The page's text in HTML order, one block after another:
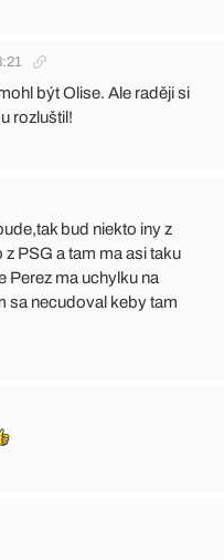
být Olise. Ale raději si
rozluštil!
bud niekto iny z
PSG a tam ma asi taku
Perez ma uchylku na
sa necudoval keby tam